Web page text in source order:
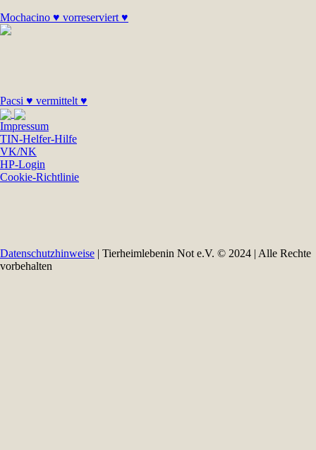
Mochacino ♥ vorreserviert ♥
Pacsi ♥ vermittelt ♥
Impressum
TIN-Helfer-Hilfe
VK/NK
HP-Login
Cookie-Richtlinie
Datenschutzhinweise | Tierheimlebenin Not e.V. © 2024 | Alle Rechte
vorbehalten